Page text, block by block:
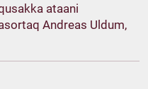
ataani
Andreas Uldum,